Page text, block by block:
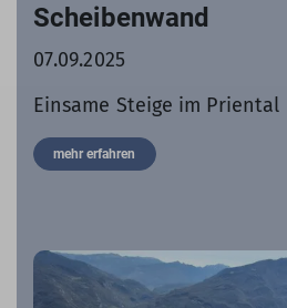
Scheibenwand
07.09.2025
Einsame Steige im Priental
mehr erfahren